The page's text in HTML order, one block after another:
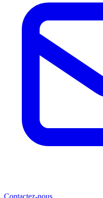
Contactez-nous